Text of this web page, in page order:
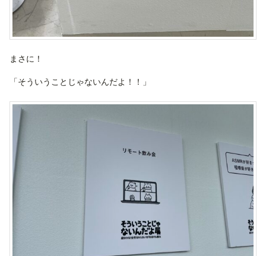
まさに！
「そういうことじゃないんだよ！！」